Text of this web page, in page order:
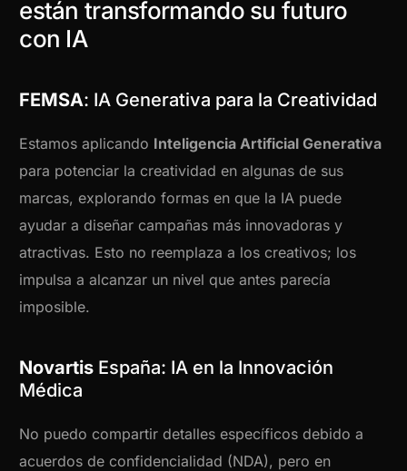
están transformando su futuro
con IA
FEMSA: IA Generativa para la Creatividad
Estamos aplicando Inteligencia Artificial Generativa
para potenciar la creatividad en algunas de sus
marcas, explorando formas en que la IA puede
ayudar a diseñar campañas más innovadoras y
atractivas. Esto no reemplaza a los creativos; los
impulsa a alcanzar un nivel que antes parecía
imposible.
Novartis España: IA en la Innovación
Médica
No puedo compartir detalles específicos debido a
acuerdos de confidencialidad (NDA), pero en